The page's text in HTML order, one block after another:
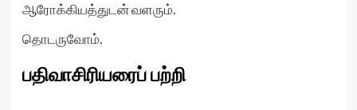
ஆரோக்கியத்துடன் வளரும்.
தொடருவோம்.
பதிவாசிரியரைப் பற்றி